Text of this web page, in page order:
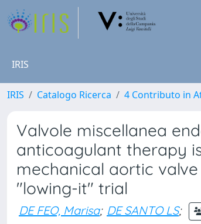
IRIS
IRIS Catalogo Ricerca 4 Contributo in
Valvole miscellanea
anticoagulant therapy
mechanical aortic
"lowing-it" trial
DE FEO, Marisa; DE SANTO LS;